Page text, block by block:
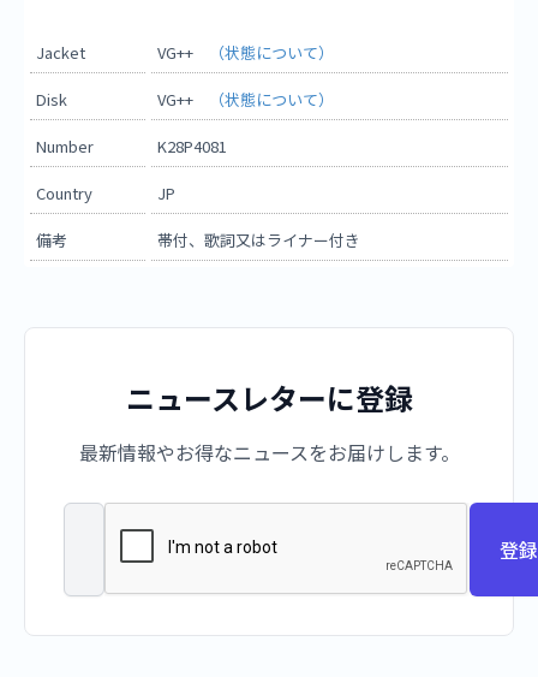
Jacket VG++ （状態について）
Disk VG++ （状態について）
Number K28P4081
Country JP
備考 帯付、歌詞又はライナー付き
ニュースレターに登録
最新情報やお得なニュースをお届けします。
登